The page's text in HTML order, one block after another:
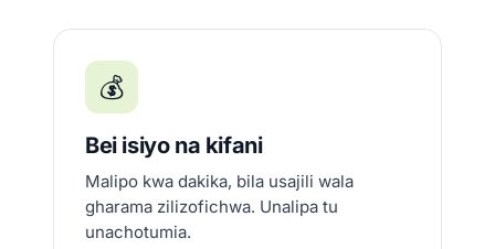
💰
Bei isiyo na kifani
Malipo kwa dakika, bila usajili wala
gharama zilizofichwa. Unalipa tu
unachotumia.